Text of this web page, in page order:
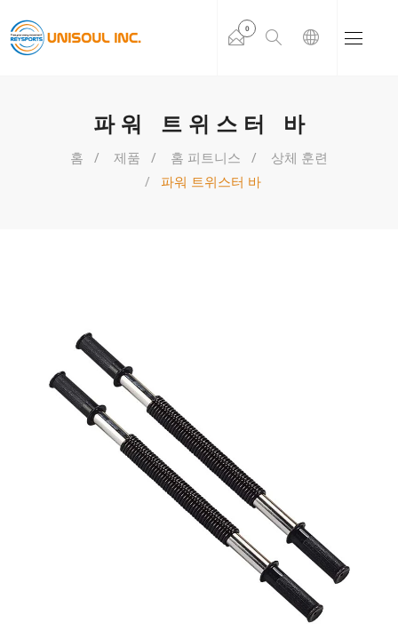
0
파워 트위스터 바
홈 제품 홈 피트니스
상체 훈련
파워 트위스터 바